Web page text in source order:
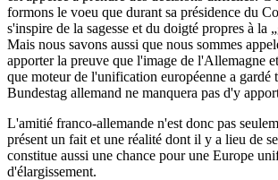
formons le voeu que durant sa présidence du
s'inspire de la sagesse et du doigté propres à la
Mais nous savons aussi que nous sommes
apporter la preuve que l'image de l'Allemagne
que moteur de l'unification européenne a gardé
Bundestag allemand ne manquera pas d'y
L'amitié franco-allemande n'est donc pas
présent un fait et une réalité dont il y a lieu de
constitue aussi une chance pour une Europe
d'élargissement.